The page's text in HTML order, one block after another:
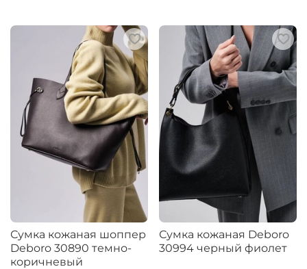
Сумка кожаная шоппер
Deboro 30890 темно-
коричневый
Сумка кожаная Deboro
30994 черный фиолет